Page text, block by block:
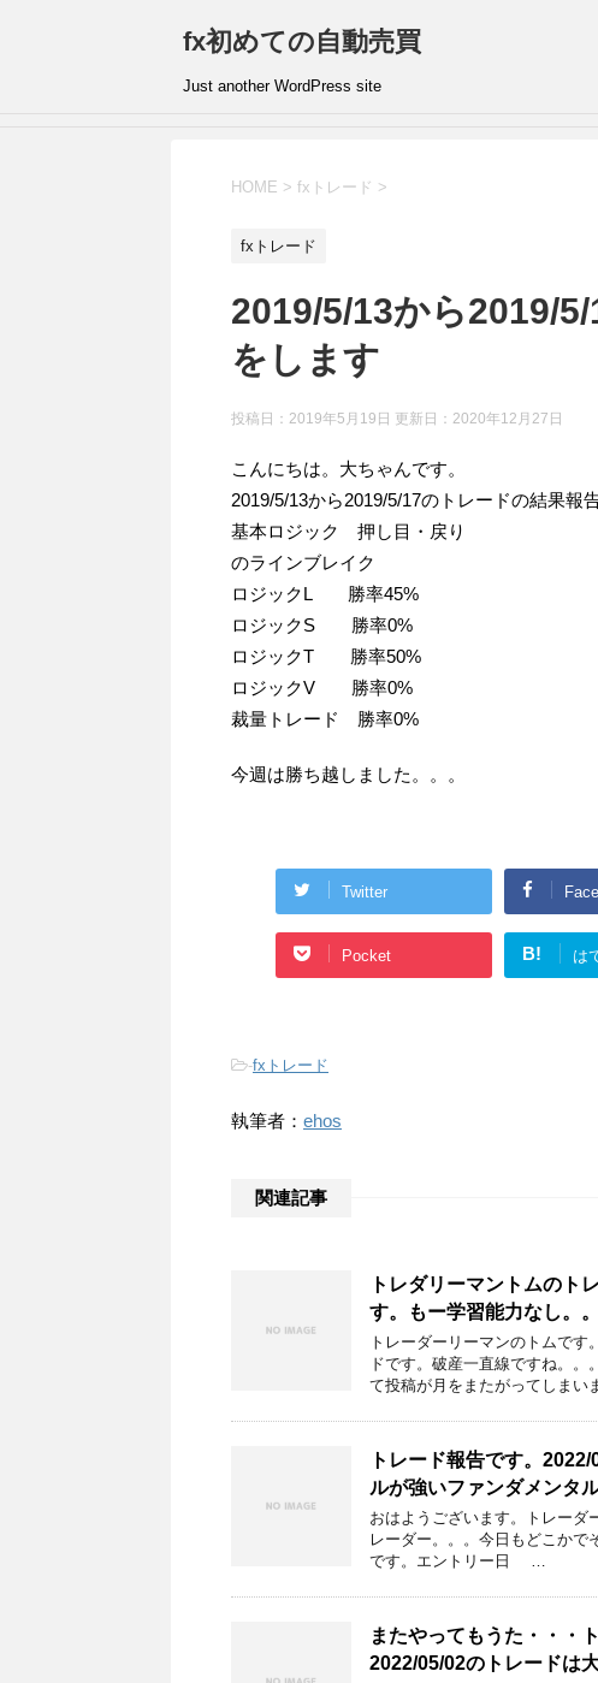
fx初めての自動売買
Just another WordPress site
HOME > fxトレード >
fxトレード
2019/5/13から2019/
をします
投稿日：2019年5月19日 更新日： 2020年12月27日
こんにちは。大ちゃんです。
2019/5/13から2019/5/17のトレードの結果報
基本ロジック 押し目・戻り
のラインブレイク
ロジックL 勝率45%
ロジックS 勝率0%
ロジックT 勝率50%
ロジックV 勝率0%
裁量トレード 勝率0%
今週は勝ち越しました。。。
Twitter
Pocket B! は
-fxトレード
執筆者： ehos
関連記事
トレダリーマントムのト
す。もー学習能力なし。。
トレーダーリーマンのトムで
ドです。破産一直線ですね。
て投稿が月をまたがってしまい
トレード報告です。
ルが強いファンダメンタ
おはようございます。トレーダ
レーダー。。。今日もどこか
です。エントリー日 …
またやってもうた・・・
2022/05/02のトレードは